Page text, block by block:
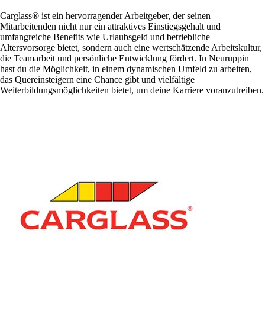
Carglass® ist ein hervorragender Arbeitgeber, der seinen
Mitarbeitenden nicht nur ein attraktives Einstiegsgehalt und
umfangreiche Benefits wie Urlaubsgeld und betriebliche
Altersvorsorge bietet, sondern auch eine wertschätzende Arbeitskultur,
die Teamarbeit und persönliche Entwicklung fördert. In Neuruppin
hast du die Möglichkeit, in einem dynamischen Umfeld zu arbeiten,
das Quereinsteigern eine Chance gibt und vielfältige
Weiterbildungsmöglichkeiten bietet, um deine Karriere voranzutreiben.